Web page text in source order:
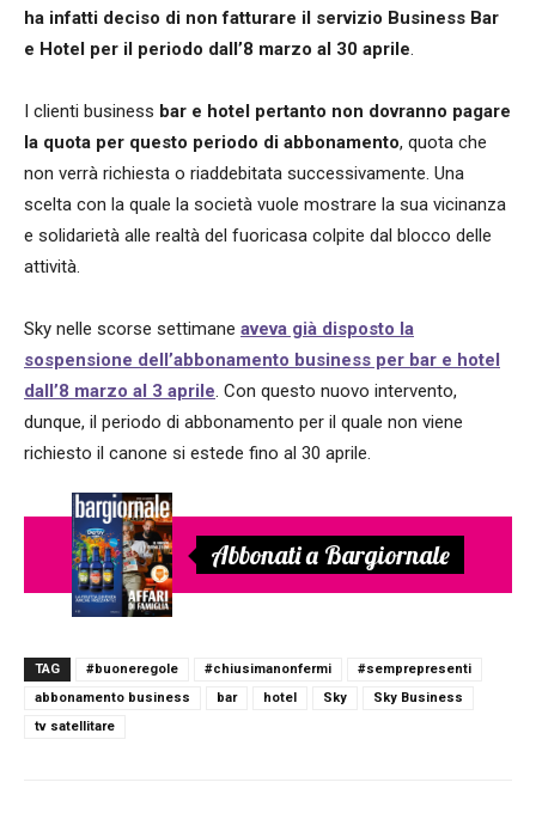
ha infatti deciso di non fatturare il servizio Business Bar
e Hotel per il periodo dall’8 marzo al 30 aprile.
I clienti business bar e hotel pertanto non dovranno pagare
la quota per questo periodo di abbonamento, quota che
non verrà richiesta o riaddebitata successivamente. Una
scelta con la quale la società vuole mostrare la sua vicinanza
e solidarietà alle realtà del fuoricasa colpite dal blocco delle
attività.
Sky nelle scorse settimane aveva già disposto la
sospensione dell’abbonamento business per bar e hotel
dall’8 marzo al 3 aprile. Con questo nuovo intervento,
dunque, il periodo di abbonamento per il quale non viene
richiesto il canone si estede fino al 30 aprile.
Abbonati a Bargiornale
TAG #buoneregole #chiusimanonfermi
#semprepresenti
abbonamento business
bar hotel Sky
Sky Business
tv satellitare